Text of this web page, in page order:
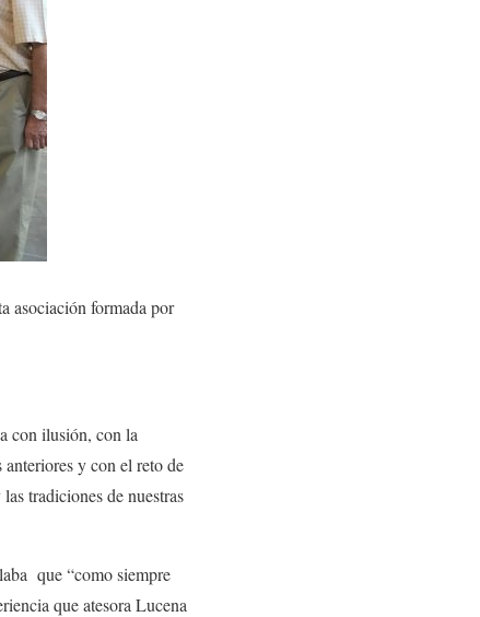
asociación formada por
con ilusión, con la
y con el reto de
tradiciones de nuestras
que “como siempre
que atesora Lucena